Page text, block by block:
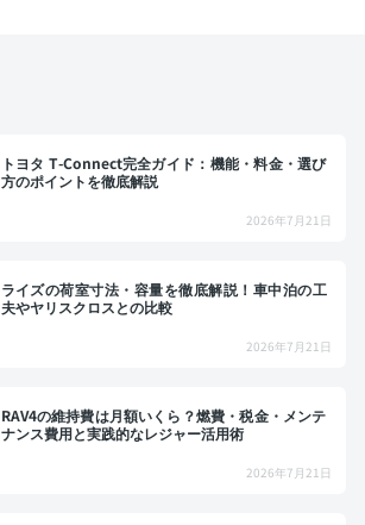
トヨタ T-Connect完全ガイド：機能・料金・選び
方のポイントを徹底解説
2026年7月21日
ライズの荷室寸法・容量を徹底解説！車中泊の工
夫やヤリスクロスとの比較
2026年7月21日
RAV4の維持費は月額いくら？燃費・税金・メンテ
ナンス費用と実践的なレジャー活用術
2026年7月21日